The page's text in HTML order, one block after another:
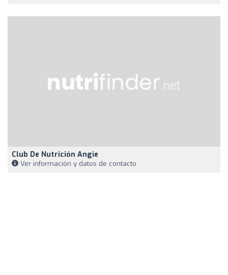
Club De Nutrición Angie
Ver información y datos de contacto